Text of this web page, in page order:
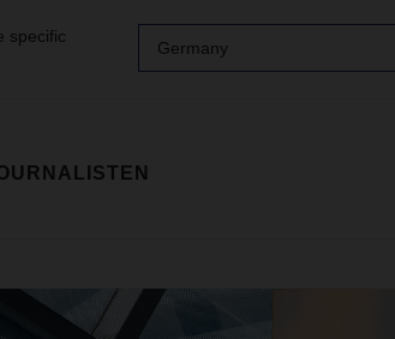
specific
Germany